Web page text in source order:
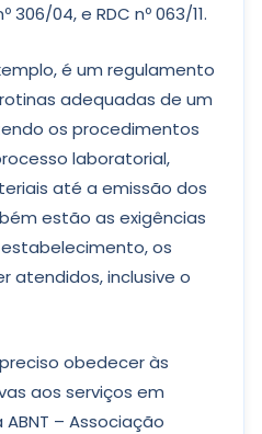
306/04, e RDC nº 063/11.
é um regulamento
adequadas de um
os procedimentos
laboratorial,
até a emissão dos
estão as exigências
os
atendidos, inclusive o
obedecer às
aos serviços em
– Associação